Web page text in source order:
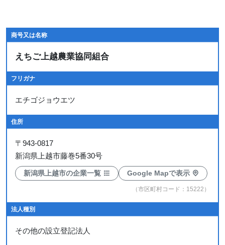
商号又は名称
えちご上越農業協同組合
フリガナ
エチゴジョウエツ
住所
〒 943-0817
新潟県上越市藤巻5番30号
新潟県上越市の企業一覧 Google Mapで表示
（市区町村コード：15222）
法人種別
その他の設立登記法人